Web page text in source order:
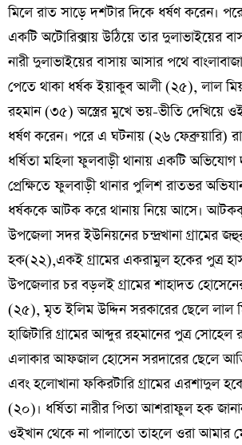
মিলে রাত সাড়ে দশটার দিকে ধর্ষণ করেন।
একটি অটোরিক্সায় উঠিয়ে তার দুলাভাইয়ের
নারী দুলাভাইয়ের বাসায় আসার পথে
পেতে থাকা ধর্ষক ইয়াকুব আলী (২৫), লাল
রহমান (৩৫) অস্ত্রের মুখে ভয়-ভীতি দেখিয়ে
ধর্ষণ করেন। পরে এ ঘটনায় (২৬ ফেব্রুয়ারি)
ধর্ষিতা মহিলা ফুলবাড়ী থানায় একটি
প্রেক্ষিতে ফুলবাড়ী থানার পুলিশ রাতভর
ধর্ষককে আটক করে থানায় নিয়ে আসে।
উপজেলা সদর ইউনিয়নের চন্দ্রখানা গ্রামের
হক(২২),একই গ্রামের একরামুল হকের পুত্র
উপজেলার চর বড়লই গ্রামের শাহাদত
(২৫), মৃত ইলিম উদ্দিন সরকারের ছেলে
হাজিটারি গ্রামের আব্দুর রহমানের পুত্র
এলাকার আফজাল হোসেন সরদারের ছেলে
এবং হলোখানা ফকিরটারি গ্রামের এরশাদুল
(২০)। ধর্ষিতা নারীর পিতা আশরাফুল হক
ওইখান থেকে না পালাতো তাহলে ওরা আমার